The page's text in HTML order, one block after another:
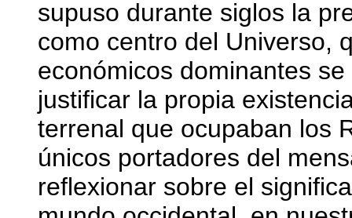
supuso durante siglos la
como centro del Universo,
económicos dominantes
justificar la propia
terrenal que ocupaban los
únicos portadores del
reflexionar sobre el